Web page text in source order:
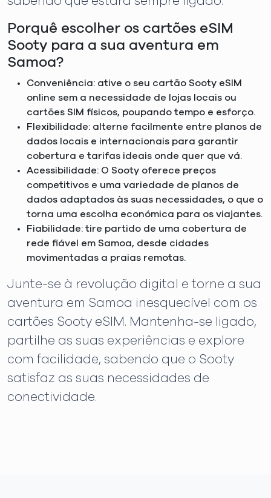
Porquê escolher os cartões eSIM
Sooty para a sua aventura em
Samoa?
Conveniência: ative o seu cartão Sooty eSIM
online sem a necessidade de lojas locais ou
cartões SIM físicos, poupando tempo e esforço.
Flexibilidade: alterne facilmente entre planos de
dados locais e internacionais para garantir
cobertura e tarifas ideais onde quer que vá.
Acessibilidade: O Sooty oferece preços
competitivos e uma variedade de planos de
dados adaptados às suas necessidades, o que o
torna uma escolha económica para os viajantes.
Fiabilidade: tire partido de uma cobertura de
rede fiável em Samoa, desde cidades
movimentadas a praias remotas.
Junte-se à revolução digital e torne a sua
aventura em Samoa inesquecível com os
cartões Sooty eSIM. Mantenha-se ligado,
partilhe as suas experiências e explore
com facilidade, sabendo que o Sooty
satisfaz as suas necessidades de
conectividade.